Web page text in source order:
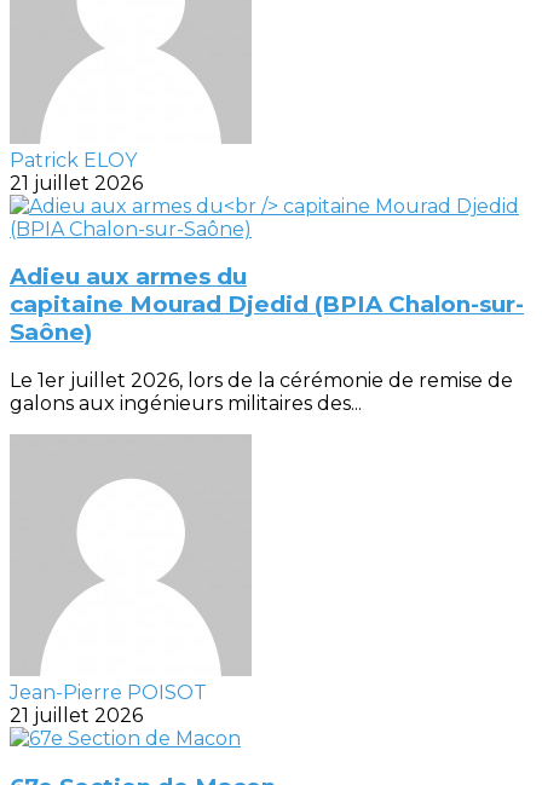
Patrick ELOY
21 juillet 2026
Adieu aux armes du
capitaine Mourad Djedid (BPIA Chalon-sur-
Saône)
Le 1er juillet 2026, lors de la cérémonie de remise de
galons aux ingénieurs militaires des...
Jean-Pierre POISOT
21 juillet 2026